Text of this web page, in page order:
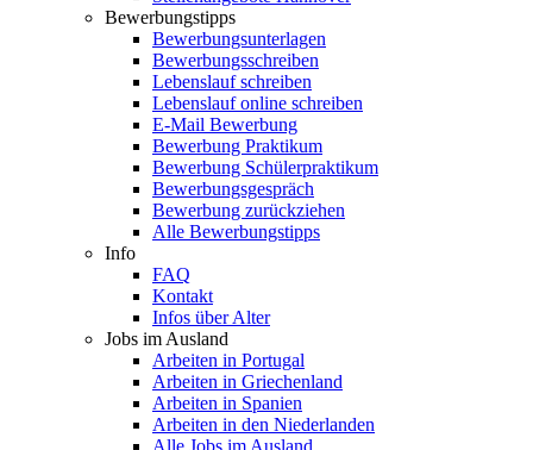
Bewerbungstipps
Bewerbungsunterlagen
Bewerbungsschreiben
Lebenslauf schreiben
Lebenslauf online schreiben
E-Mail Bewerbung
Bewerbung Praktikum
Bewerbung Schülerpraktikum
Bewerbungsgespräch
Bewerbung zurückziehen
Alle Bewerbungstipps
Info
FAQ
Kontakt
Infos über Alter
Jobs im Ausland
Arbeiten in Portugal
Arbeiten in Griechenland
Arbeiten in Spanien
Arbeiten in den Niederlanden
Alle Jobs im Ausland